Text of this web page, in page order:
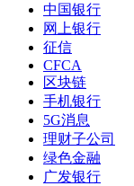
中国银行
网上银行
征信
CFCA
区块链
手机银行
5G消息
理财子公司
绿色金融
广发银行